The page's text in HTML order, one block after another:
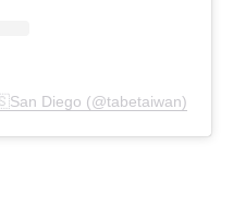
Diego (@tabetaiwan)